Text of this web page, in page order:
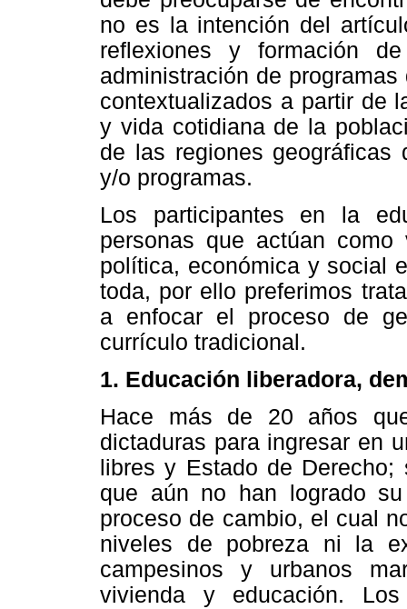
no es la intención del
reflexiones y formación
administración de
contextualizados a partir de
y vida cotidiana de la
de las regiones geográficas
y/o programas.
Los participantes en la
personas que actúan
política, económica y social
toda, por ello preferimos
a enfocar el proceso de
currículo tradicional.
1. Educación liberadora,
Hace más de 20 años
dictaduras para ingresar en
libres y Estado de
que aún no han logrado
proceso de cambio, el cual
niveles de pobreza ni la
campesinos y urbanos
vivienda y educación.